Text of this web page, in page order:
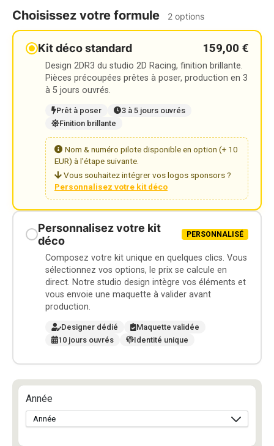
Choisissez votre formule 2 options
Kit déco standard 159,00 €
Design 2DR3 du studio 2D Racing, finition brillante.
Pièces précoupées prêtes à poser, production en 3
à 5 jours ouvrés.
Prêt à poser
3 à 5 jours ouvrés
Finition brillante
Nom & numéro pilote disponible en option (+ 10
EUR) à l'étape suivante.
Vous souhaitez intégrer vos logos sponsors ?
Personnalisez votre kit déco
Personnalisez votre kit
déco
PERSONNALISÉ
Composez votre kit unique en quelques clics. Vous
sélectionnez vos options, le prix se calcule en
direct. Notre studio design intègre vos éléments et
vous envoie une maquette à valider avant
production.
Designer dédié
Maquette validée
10 jours ouvrés
Identité unique
Année